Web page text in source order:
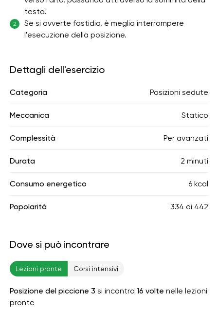
testa.
2
Se si avverte fastidio, è meglio interrompere
l'esecuzione della posizione.
Dettagli dell'esercizio
Categoria Posizioni sedute
Meccanica Statico
Complessità Per avanzati
Durata 2 minuti
Consumo energetico 6 kcal
Popolarità 334 di 442
Dove si può incontrare
Lezioni pronte Corsi intensivi
Posizione del piccione 3 si incontra 16 volte nelle lezioni
pronte